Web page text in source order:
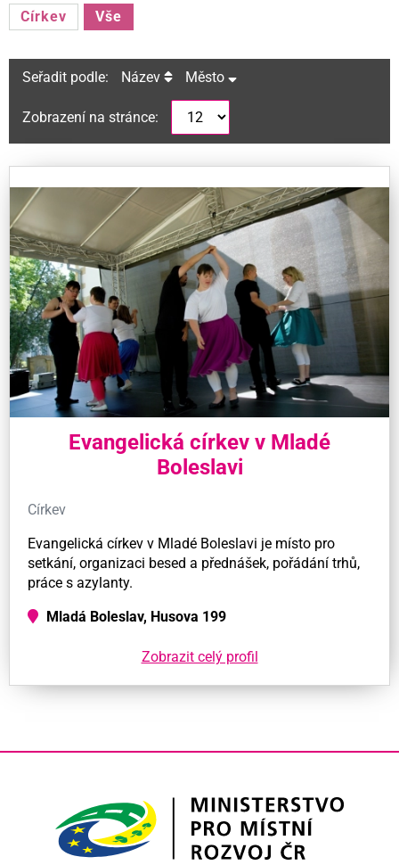
Církev Vše
Seřadit podle: Název Město
Zobrazení na stránce:
Evangelická církev v Mladé
Boleslavi
Církev
Evangelická církev v Mladé Boleslavi je místo pro
setkání, organizaci besed a přednášek, pořádání trhů,
práce s azylanty.
Mladá Boleslav, Husova 199
Zobrazit celý profil